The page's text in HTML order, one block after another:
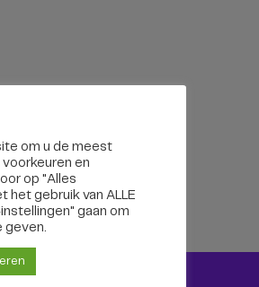
om u de meest
en
op "Alles
het gebruik van ALLE
gaan om